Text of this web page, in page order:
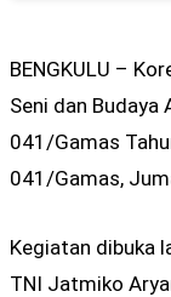
BENGKULU –
Seni dan Budaya
041/Gamas
041/Gamas,
Kegiatan dibuka
TNI Jatmiko